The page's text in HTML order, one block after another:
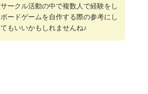
ークル活動の中で複数人で経験をし
ードゲームを自作する際の参考にし
もいいかもしれませんね♪